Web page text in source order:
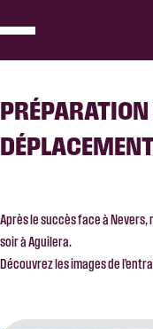
Après le succès face à
soir à Aguilera.
Découvrez les images de